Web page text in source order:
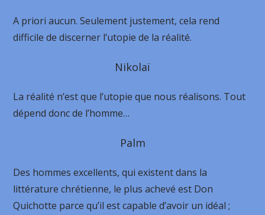
A priori aucun. Seulement justement, cela rend
difficile de discerner l’utopie de la réalité.
Nikolaï
La réalité n’est que l’utopie que nous réalisons. Tout
dépend donc de l’homme…
Palm
Des hommes excellents, qui existent dans la
littérature chrétienne, le plus achevé est Don
Quichotte parce qu’il est capable d’avoir un idéal ;